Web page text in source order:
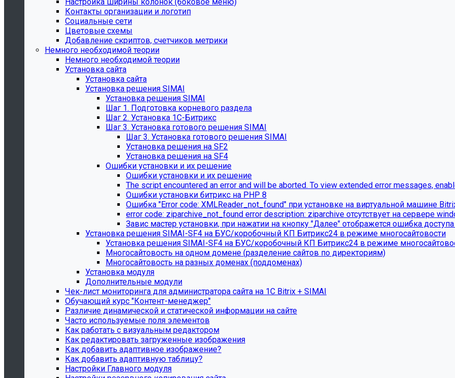
Контакты организации и логотип
Социальные сети
Цветовые схемы
Добавление скриптов, счетчиков метрики
Немного необходимой теории
Немного необходимой теории
Установка сайта
Установка сайта
Установка решения SIMAI
Установка решения SIMAI
Шаг 1. Подготовка корневого раздела
Шаг 2. Установка 1С-Битрикс
Шаг 3. Установка готового решения SIMAI
Шаг 3. Установка готового решения SIMAI
Установка решения на SF2
Установка решения на SF4
Ошибки установки и их решение
Ошибки установки и их решение
The script encountered an error and will be aborted. To view extended error messages,
Ошибки установки битрикс на PHP 8
Ошибка "Error сode: XMLReader_not_found" при установке на виртуальной машине
error сode: ziparchive_not_found error description: ziparchive отсутствует на сервере
Завис мастер установки, при нажатии на кнопку "Далее" отображется ошибка
Установка решения SIMAI-SF4 на БУС/коробочный КП Битрикс24 в режиме многосайтовости
Установка решения SIMAI-SF4 на БУС/коробочный КП Битрикс24 в режиме
Многосайтовость на одном домене (разделение сайтов по директориям)
Многосайтовость на разных доменах (поддоменах)
Установка модуля
Дополнительные модули
Чек-лист мониторинга для администратора сайта на 1С Bitrix + SIMAI
Обучающий курс "Контент-менеджер"
Различие динамической и статической информации на сайте
Часто используемые поля элементов
Как работать с визуальным редактором
Как редактировать загруженные изображения
Как добавить адаптивное изображение?
Как добавить адаптивную таблицу?
Настройки Главного модуля